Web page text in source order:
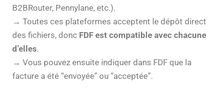
B2BRouter, Pennylane, etc.).
→ Toutes ces plateformes acceptent le dépôt direct
des fichiers, donc FDF est compatible avec chacune
d’elles.
→ Vous pouvez ensuite indiquer dans FDF que la
facture a été “envoyée” ou “acceptée”.